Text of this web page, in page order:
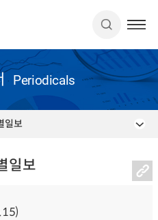
Periodicals
일보
일보